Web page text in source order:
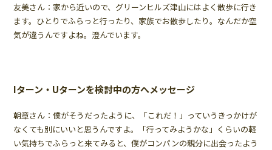
友美さん：家から近いので、グリーンヒルズ津山にはよく散歩に行き
ます。ひとりでふらっと行ったり、家族でお散歩したり。なんだか空
気が違うんですよね。澄んでいます。
Iターン・Uターンを検討中の方へメッセージ
朝章さん：僕がそうだったように、「これだ！」っていうきっかけが
なくても別にいいと思うんですよ。「行ってみようかな」くらいの軽
い気持ちでふらっと来てみると、僕がコンパンの親分に出会ったよう